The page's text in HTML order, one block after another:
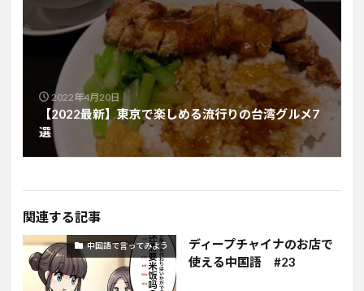
2022年4月20日
【2022最新】東京で楽しめる流行りの台湾グルメ7
選
関連する記事
中国語で言ってみよう
ディープチャイナのお店で
使える中国語 #23